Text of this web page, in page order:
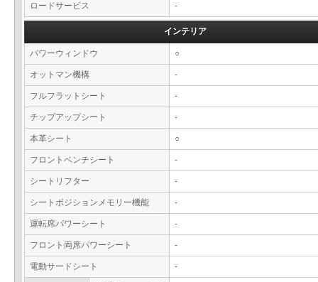
ロードサービス -
インテリア
パワーウィンドウ ○
オットマン機構 -
フルフラットシート -
チップアップシート -
本革シート ○
フロントベンチシート -
シートリフター -
シートポジションメモリー機能 -
運転席パワーシート -
フロント両席パワーシート -
電動サードシート -